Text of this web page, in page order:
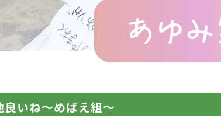
あゆ
良いね～めばえ組～